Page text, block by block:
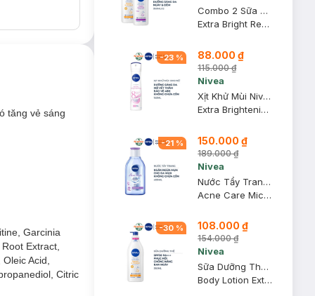
tăng vẻ sáng
Garcinia
Extract,
Acid,
Citric
Combo 2 Sữa Dưỡng Thể Nivea Phục Hồi & Dưỡng Sáng Da Ngày & Đêm (350ml/chai)
Extra Bright Repair & Protect 8 Super Food Body Lotion SPF30 PA+++ & Extra Bright Night Nourish 8 Super Food Body Lotion
-23 % 88.000 ₫
115.000 ₫
Nivea
Xịt Khử Mùi Nivea Cho Nữ Sáng Da, Mờ Vết Thâm 150ml
Extra Brightening 8 Super Food Spray - Vitamin C
-21 % 150.000 ₫
189.000 ₫
Nivea
Nước Tẩy Trang Nivea Ngăn Ngừa Mụn 400ml
Acne Care Micellar Water
-30 % 108.000 ₫
154.000 ₫
Nivea
Sữa Dưỡng Thể Nivea Phục Hồi & Chống Nắng Ban Ngày 350ml
Body Lotion Extra Bright Repair & Protect SPF30 PA+++